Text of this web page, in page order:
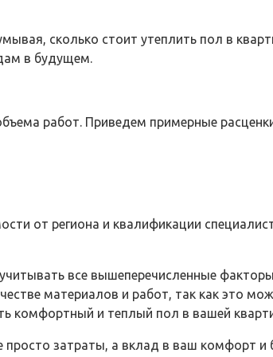
сколько стоит утеплить пол в
в будущем.
работ. Приведем примерные
от региона и квалификации
все вышеперечисленные
материалов и работ, так как это
комфортный и теплый пол в вашей
просто затраты, а вклад в ваш комфорт